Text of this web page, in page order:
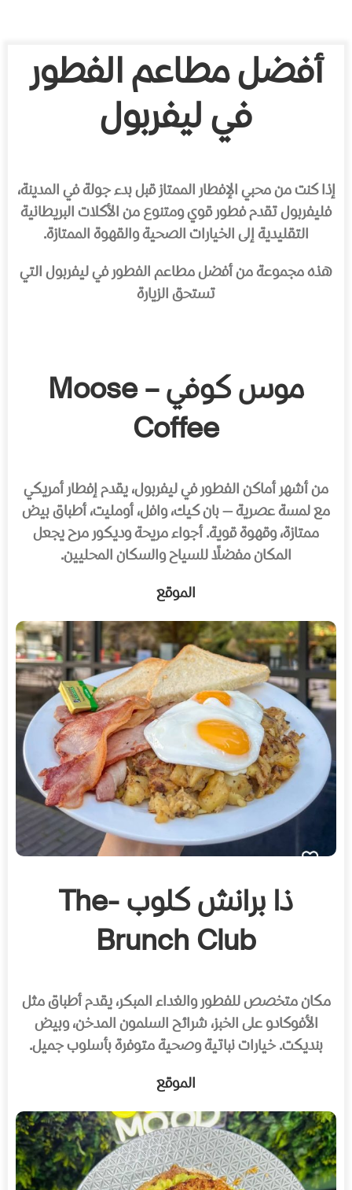
أفضل مطاعم الفطور
في ليفربول
إذا كنت من محبي الإفطار الممتاز قبل بدء جولة في المدينة،
فليفربول تقدم فطور قوي ومتنوع من الأكلات البريطانية
التقليدية إلى الخيارات الصحية والقهوة الممتازة.
هذه مجموعة من أفضل مطاعم الفطور في ليفربول التي
تستحق الزيارة
موس كوفي – Moose
Coffee
من أشهر أماكن الفطور في ليفربول، يقدم إفطار أمريكي
مع لمسة عصرية — بان كيك، وافل، أومليت، أطباق بيض
ممتازة، وقهوة قوية. أجواء مريحة وديكور مرح يجعل
المكان مفضلًا للسياح والسكان المحليين.
الموقع
ذا برانش كلوب -The
Brunch Club
مكان متخصص للفطور والغداء المبكر، يقدم أطباق مثل
الأفوكادو على الخبز، شرائح السلمون المدخن، وبيض
بنديكت. خيارات نباتية وصحية متوفرة بأسلوب جميل.
الموقع